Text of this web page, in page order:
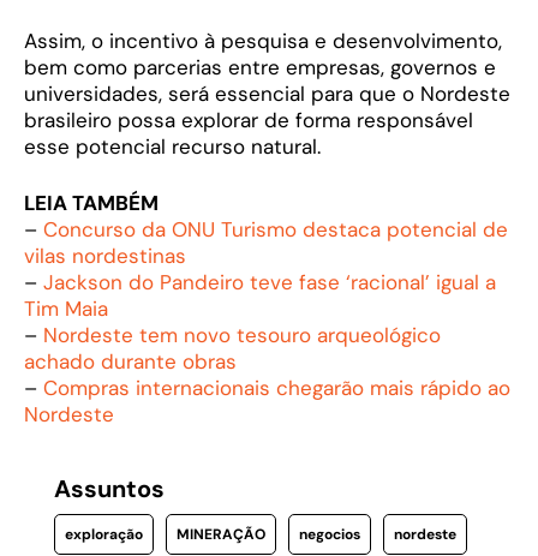
Assim, o incentivo à pesquisa e desenvolvimento,
bem como parcerias entre empresas, governos e
universidades, será essencial para que o Nordeste
brasileiro possa explorar de forma responsável
esse potencial recurso natural.
LEIA TAMBÉM
– Concurso da ONU Turismo destaca potencial de
vilas nordestinas
– Jackson do Pandeiro teve fase ‘racional’ igual a
Tim Maia
– Nordeste tem novo tesouro arqueológico
achado durante obras
– Compras internacionais chegarão mais rápido ao
Nordeste
Assuntos
exploração MINERAÇÃO negocios nordeste